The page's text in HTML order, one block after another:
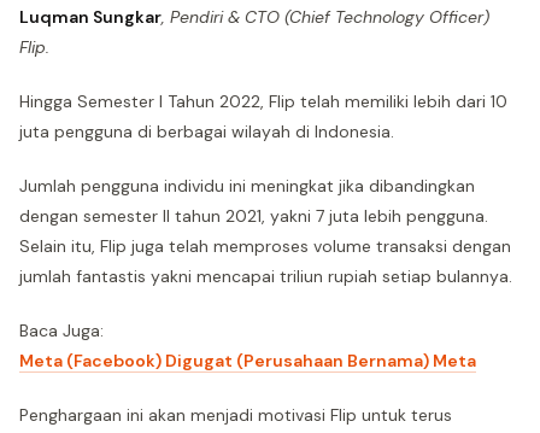
Luqman Sungkar, Pendiri & CTO (Chief Technology Officer)
Flip.
Hingga Semester I Tahun 2022, Flip telah memiliki lebih dari 10
juta pengguna di berbagai wilayah di Indonesia.
Jumlah pengguna individu ini meningkat jika dibandingkan
dengan semester II tahun 2021, yakni 7 juta lebih pengguna.
Selain itu, Flip juga telah memproses volume transaksi dengan
jumlah fantastis yakni mencapai triliun rupiah setiap bulannya.
Baca Juga:
Meta (Facebook) Digugat (Perusahaan Bernama) Meta
Penghargaan ini akan menjadi motivasi Flip untuk terus